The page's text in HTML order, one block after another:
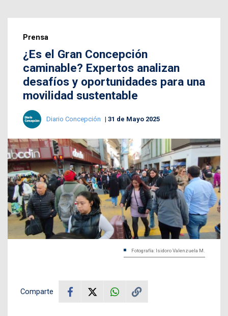
Prensa
¿Es el Gran Concepción
caminable? Expertos analizan
desafíos y oportunidades para una
movilidad sustentable
Diario Concepción 31 de Mayo 2025
Fotografía: Isidoro Valenzuela M.
Comparte